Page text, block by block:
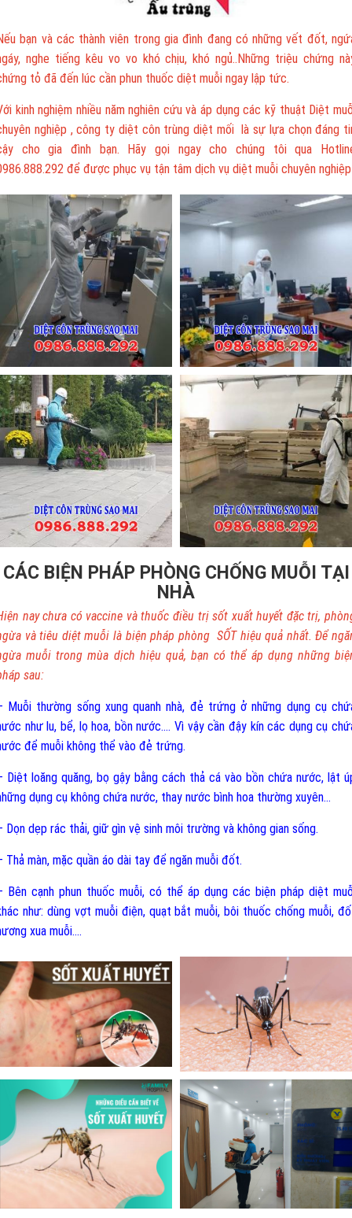
bạn và các thành viên trong gia đình đang có những vết đốt,
nghe tiếng kêu vo vo khó chịu, khó ngủ..Những triệu chứng
tỏ đã đến lúc cần phun thuốc diệt muỗi ngay lập tức.
kinh nghiệm nhiều năm nghiên cứu và áp dụng các kỹ thuật Diệt
nghiệp , công ty diệt côn trùng diệt mối là sự lựa chọn đáng
cho gia đình bạn. Hãy gọi ngay cho chúng tôi qua
để được phục vụ tận tâm dịch vụ diệt muỗi chuyên nghiệp
CÁC BIỆN PHÁP PHÒNG CHỐNG MUỖI TẠI
NHÀ
nay chưa có vaccine và thuốc điều trị sốt xuất huyết đặc trị,
và tiêu diệt muỗi là biện pháp phòng SỐT hiệu quả nhất. Để
muỗi trong mùa dịch hiệu quả, bạn có thể áp dụng những
sau:
Muỗi thường sống xung quanh nhà, đẻ trứng ở những dụng cụ
như lu, bể, lọ hoa, bồn nước.... Vì vậy cần đậy kín các dụng cụ
để muỗi không thể vào đẻ trứng.
Diệt loăng quăng, bọ gậy bằng cách thả cá vào bồn chứa nước, lật
dụng cụ không chứa nước, thay nước bình hoa thường xuyên...
Dọn dẹp rác thải, giữ gìn vệ sinh môi trường và không gian sống.
Thả màn, mặc quần áo dài tay để ngăn muỗi đốt.
Bên cạnh phun thuốc muỗi, có thể áp dụng các biện pháp diệt
như: dùng vợt muỗi điện, quạt bắt muỗi, bôi thuốc chống muỗi,
xua muỗi....